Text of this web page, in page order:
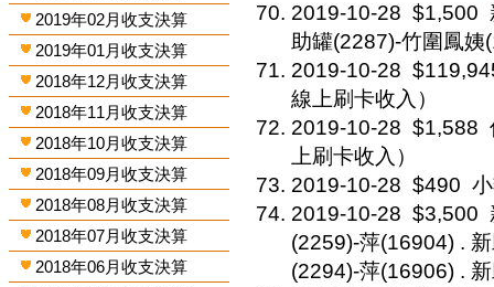
2019年02月收支決算
2019年01月收支決算
2018年12月收支決算
2018年11月收支決算
2018年10月收支決算
2018年09月收支決算
2018年08月收支決算
2018年07月收支決算
2018年06月收支決算
2019-10-28 $1,500
助罐(2287)-竹圍鳳姨
2019-10-28
線上刷卡收入）
2019-10-28 $1,588
上刷卡收入）
2019-10-28 $490
2019-10-28 $3,500
(2259)-萍(16904) .
(2294)-萍(16906) .